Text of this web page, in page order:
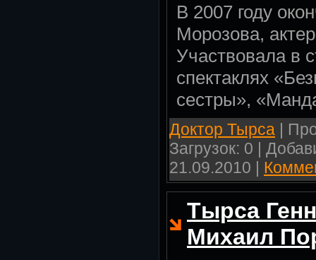
В 2007 году
Морозова,
Участвовала в
спектаклях
сестры»,
Доктор Тырса |
Загрузок: 0 |
21.09.2010 |
Тырса
Михаил